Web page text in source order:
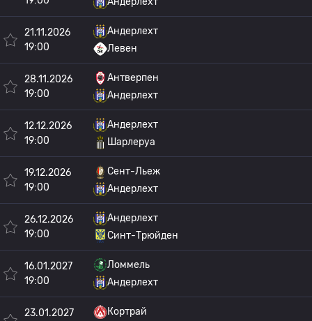
21.11.2026
19:00
Андерлехт
Левен
28.11.2026
19:00
Антверпен
Андерлехт
12.12.2026
19:00
Андерлехт
Шарлеруа
19.12.2026
19:00
Сент-Льеж
Андерлехт
26.12.2026
19:00
Андерлехт
Синт-Трюйден
16.01.2027
19:00
Ломмель
Андерлехт
23.01.2027
Кортрай